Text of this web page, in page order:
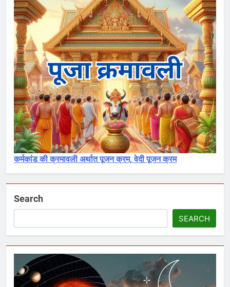
कर्मकांड की क्रमावली अर्थात पूजन क्रम, वेदी पूजन क्रम
Search
SEARCH